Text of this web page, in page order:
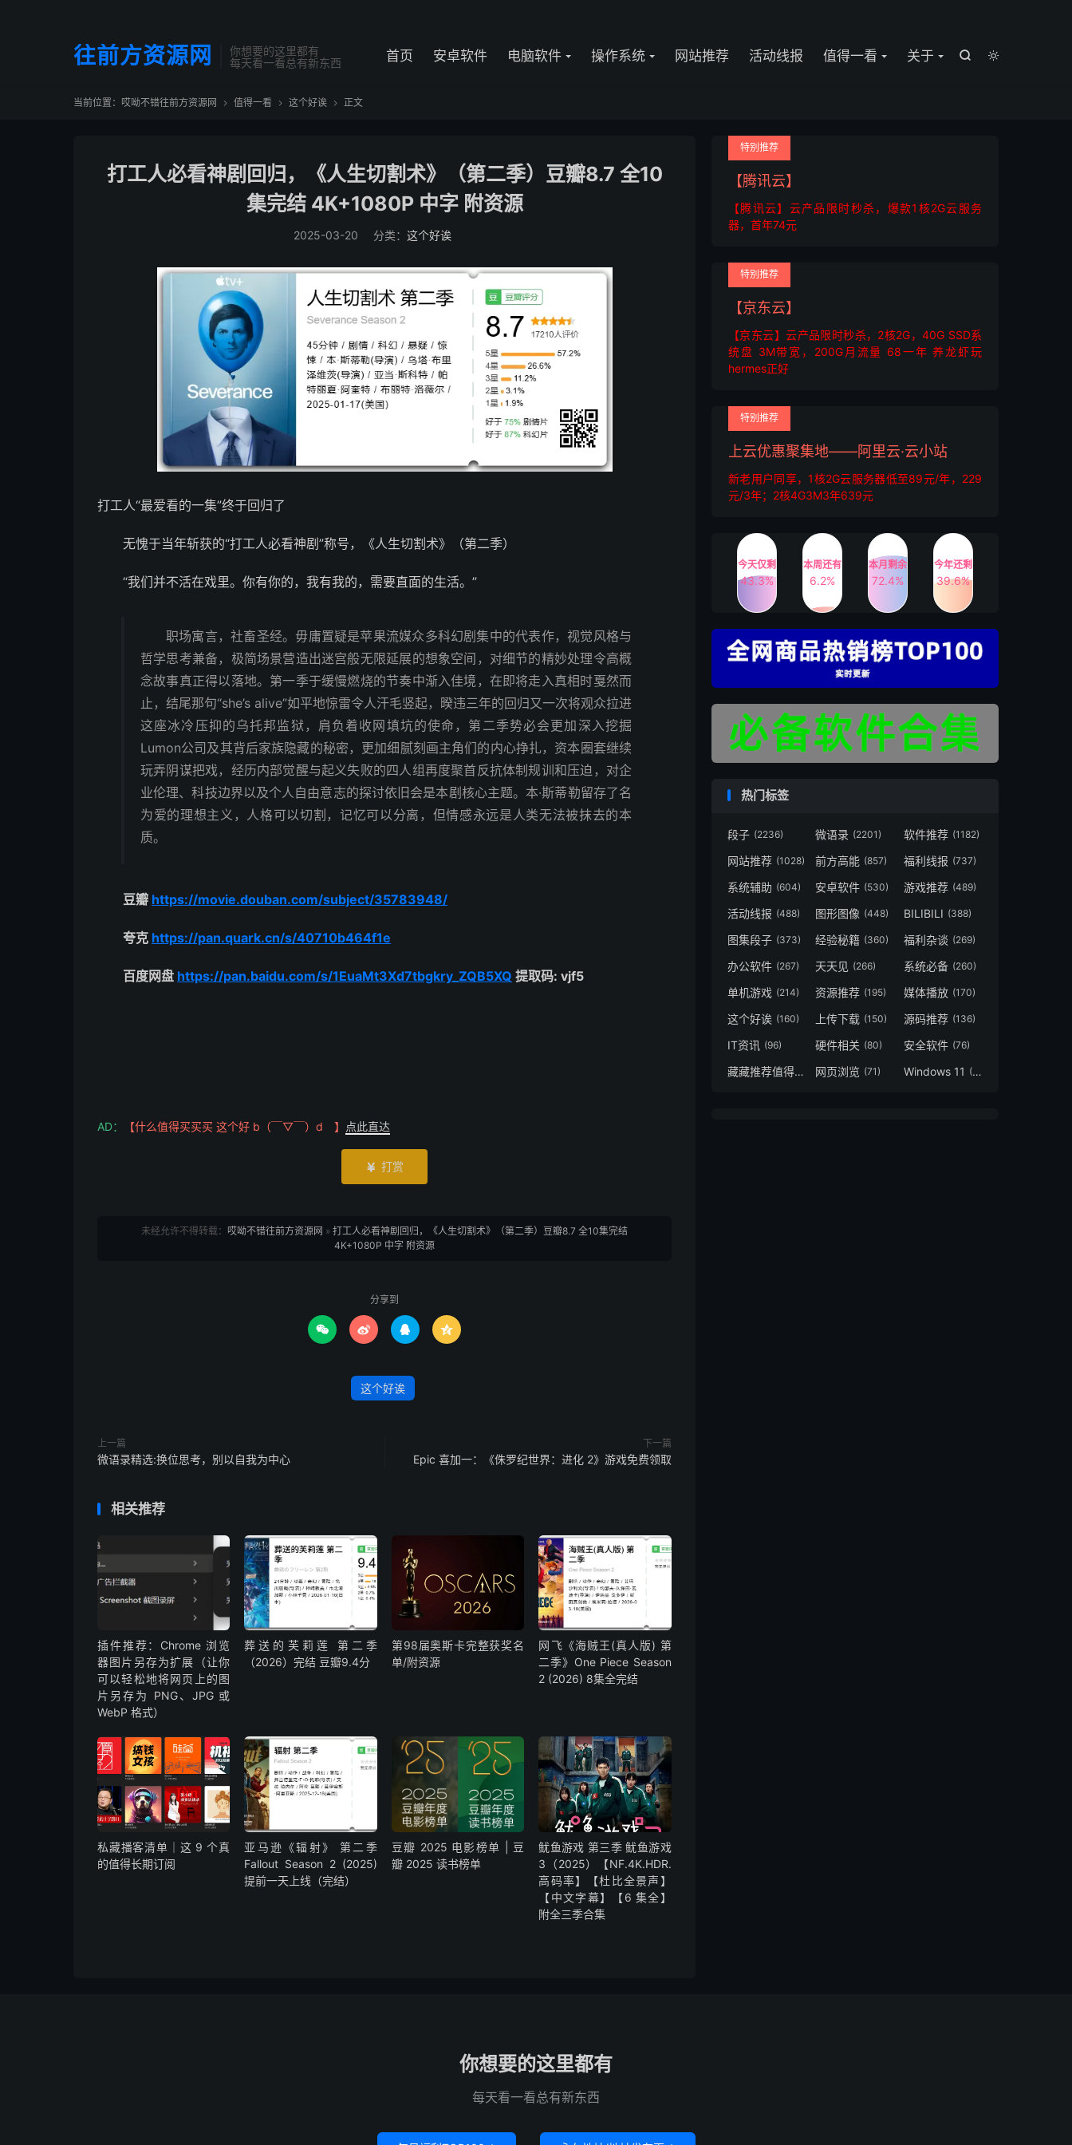
往前方资源网
你想要的这里都有
每天看一看总有新东西


首页 安卓软件 电脑软件 操作系统 网站推荐 活动线报 值得一看 关于
当前位置： 哎呦不错往前方资源网  值得一看  这个好诶  正文
打工人必看神剧回归，《人生切割术》（第二季）豆瓣8.7 全10
集完结 4K+1080P 中字 附资源
2025-03-20 分类： 这个好诶
打工人“最爱看的一集”终于回归了
无愧于当年斩获的“打工人必看神剧”称号，《人生切割术》（第二季）
“我们并不活在戏里。你有你的，我有我的，需要直面的生活。”
职场寓言，社畜圣经。毋庸置疑是苹果流媒众多科幻剧集中的代表作，视觉风格与
哲学思考兼备，极简场景营造出迷宫般无限延展的想象空间，对细节的精妙处理令高概
念故事真正得以落地。第一季于缓慢燃烧的节奏中渐入佳境，在即将走入真相时戛然而
止，结尾那句“she’s alive”如平地惊雷令人汗毛竖起，暌违三年的回归又一次将观众拉进
这座冰冷压抑的乌托邦监狱，肩负着收网填坑的使命，第二季势必会更加深入挖掘
Lumon公司及其背后家族隐藏的秘密，更加细腻刻画主角们的内心挣扎，资本圈套继续
玩弄阴谋把戏，经历内部觉醒与起义失败的四人组再度聚首反抗体制规训和压迫，对企
业伦理、科技边界以及个人自由意志的探讨依旧会是本剧核心主题。本·斯蒂勒留存了名
为爱的理想主义，人格可以切割，记忆可以分离，但情感永远是人类无法被抹去的本
质。
豆瓣 https://movie.douban.com/subject/35783948/
夸克 https://pan.quark.cn/s/40710b464f1e
百度网盘 https://pan.baidu.com/s/1EuaMt3Xd7tbgkry_ZQB5XQ 提取码: vjf5
AD： 【什么值得买买买 这个好 b（￣▽￣）d 】 点此直达
 打赏
未经允许不得转载： 哎呦不错往前方资源网 » 打工人必看神剧回归，《人生切割术》（第二季）豆瓣8.7 全10集完结
4K+1080P 中字 附资源
分享到
   
这个好诶
上一篇
微语录精选:换位思考，别以自我为中心
下一篇
Epic 喜加一：《侏罗纪世界：进化 2》游戏免费领取
相关推荐
插件推荐：Chrome 浏览
器图片另存为扩展（让你
可以轻松地将网页上的图
片另存为 PNG、JPG 或
WebP 格式）
葬送的芙莉莲 第二季
（2026）完结 豆瓣9.4分
第98届奥斯卡完整获奖名
单/附资源
网飞《海贼王(真人版) 第
二季》One Piece Season
2 (2026) 8集全完结
私藏播客清单｜这 9 个真
的值得长期订阅
亚马逊《辐射》 第二季
Fallout Season 2 (2025)
提前一天上线（完结）
豆瓣 2025 电影榜单 | 豆
瓣 2025 读书榜单
鱿鱼游戏 第三季 鱿鱼游戏
3（2025）【NF.4K.HDR.
高码率】【杜比全景声】
【中文字幕】【6 集全】
附全三季合集
特别推荐
【腾讯云】
【腾讯云】云产品限时秒杀，爆款1核2G云服务
器，首年74元
特别推荐
【京东云】
【京东云】云产品限时秒杀，2核2G，40G SSD系
统盘 3M带宽，200G月流量 68一年 养龙虾玩
hermes正好
特别推荐
上云优惠聚集地——阿里云·云小站
新老用户同享，1核2G云服务器低至89元/年，229
元/3年；2核4G3M3年639元
今天仅剩
43.3%
本周还有
6.2%
本月剩余
72.4%
今年还剩
39.6%
热门标签
段子 (2236) 微语录 (2201) 软件推荐 (1182)
网站推荐 (1028) 前方高能 (857) 福利线报 (737)
系统辅助 (604) 安卓软件 (530) 游戏推荐 (489)
活动线报 (488) 图形图像 (448) BILIBILI (388)
图集段子 (373) 经验秘籍 (360) 福利杂谈 (269)
办公软件 (267) 天天见 (266) 系统必备 (260)
单机游戏 (214) 资源推荐 (195) 媒体播放 (170)
这个好诶 (160) 上传下载 (150) 源码推荐 (136)
IT资讯 (96) 硬件相关 (80) 安全软件 (76)
藏藏推荐值得一看 (73)
网页浏览 (71) Windows 11 (49)
你想要的这里都有
每天看一看总有新东西